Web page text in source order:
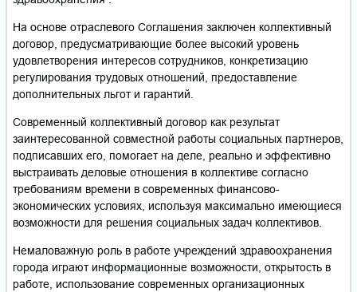
На основе отраслевого Соглашения заключен коллективный
договор, предусматривающие более высокий уровень
удовлетворения интересов сотрудников, конкретизацию
регулирования трудовых отношений, предоставление
дополнительных льгот и гарантий.
Современный коллективный договор как результат
заинтересованной совместной работы социальных партнеров,
подписавших его, помогает на деле, реально и эффективно
выстраивать деловые отношения в коллективе согласно
требованиям времени в современных финансово-
экономических условиях, используя максимально имеющиеся
возможности для решения социальных задач коллективов.
Немаловажную роль в работе учреждений здравоохранения
города играют информационные возможности, открытость в
работе, использование современных организационных